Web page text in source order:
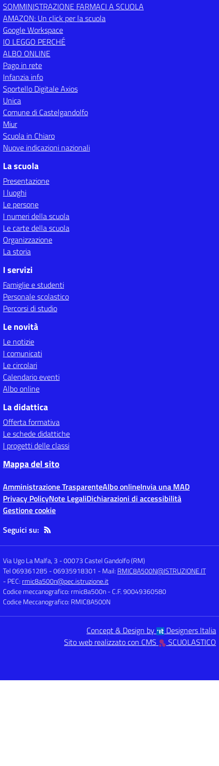
SOMMINISTRAZIONE FARMACI A SCUOLA
AMAZON: Un click per la scuola
Google Workspace
IO LEGGO PERCHÉ
ALBO ONLINE
Pago in rete
Infanzia info
Sportello Digitale Axios
Unica
Comune di Castelgandolfo
Miur
Scuola in Chiaro
Nuove indicazioni nazionali
La scuola
Presentazione
I luoghi
Le persone
I numeri della scuola
Le carte della scuola
Organizzazione
La storia
I servizi
Famiglie e studenti
Personale scolastico
Percorsi di studio
Le novità
Le notizie
I comunicati
Le circolari
Calendario eventi
Albo online
La didattica
Offerta formativa
Le schede didattiche
I progetti delle classi
Mappa del sito
Amministrazione TrasparenteAlbo onlineInvia una MAD
Privacy PolicyNote LegaliDichiarazioni di accessibilità
Gestione cookie
Seguici su:
Via Ugo La Malfa, 3 -00073 Castel Gandolfo (RM)
Tel 069361285 - 06935918301 - Mail: RMIC8A500N@ISTRUZIONE.IT
- PEC: rmic8a500n@pec.istruzione.it
Codice meccanografico: rmic8a500n- C.F. 90049360580
Codice Meccanografico: RMIC8A500N
Concept & Design by
Designers Italia
Sito web realizzato con CMS
SCUOLASTICO